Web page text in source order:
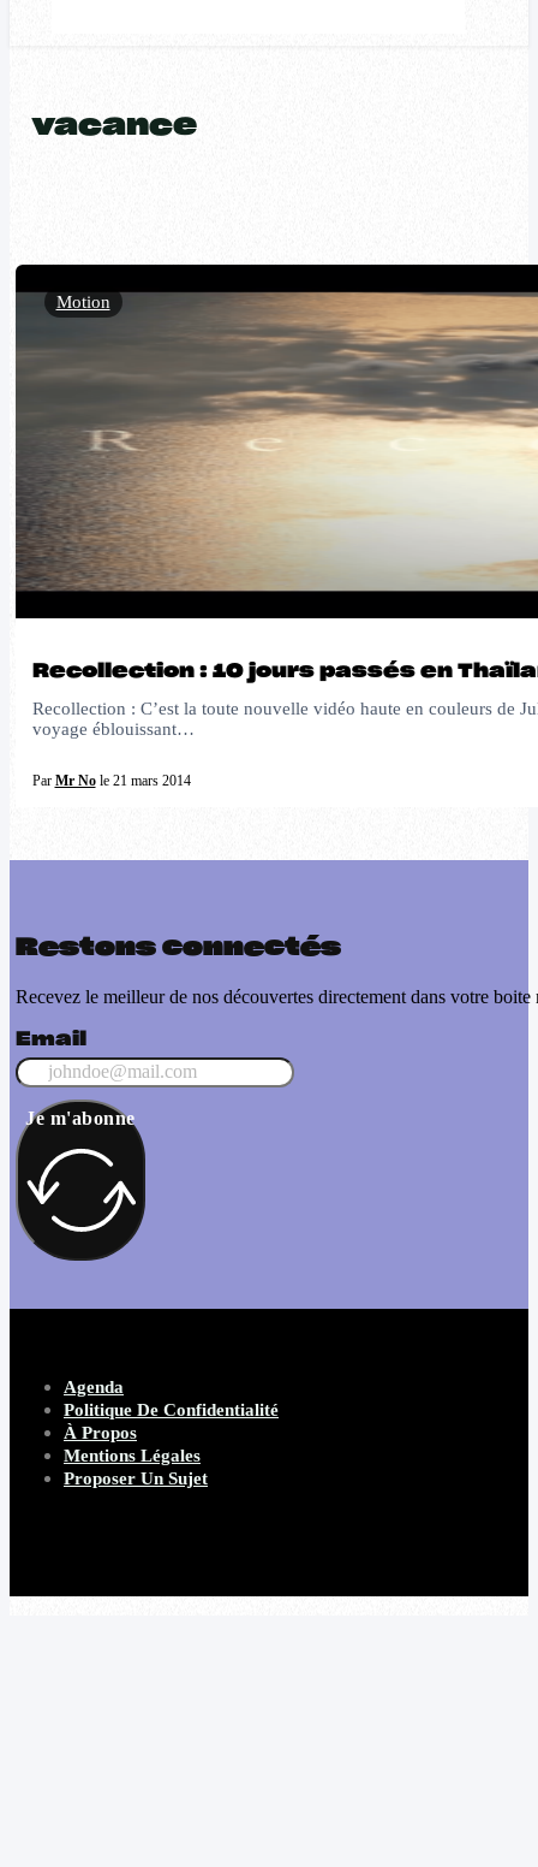
vacance
Recollection : 10 jours passés en
Recollection : C’est la toute nouvelle vidéo haute en couleurs de
voyage éblouissant…
Par Mr Nole 21 mars 2014
Motion
Restons connectés
Recevez le meilleur de nos découvertes directement dans votre boite
Email
Je m'abonne
Agenda
Politique De Confidentialité
À Propos
Mentions Légales
Proposer Un Sujet